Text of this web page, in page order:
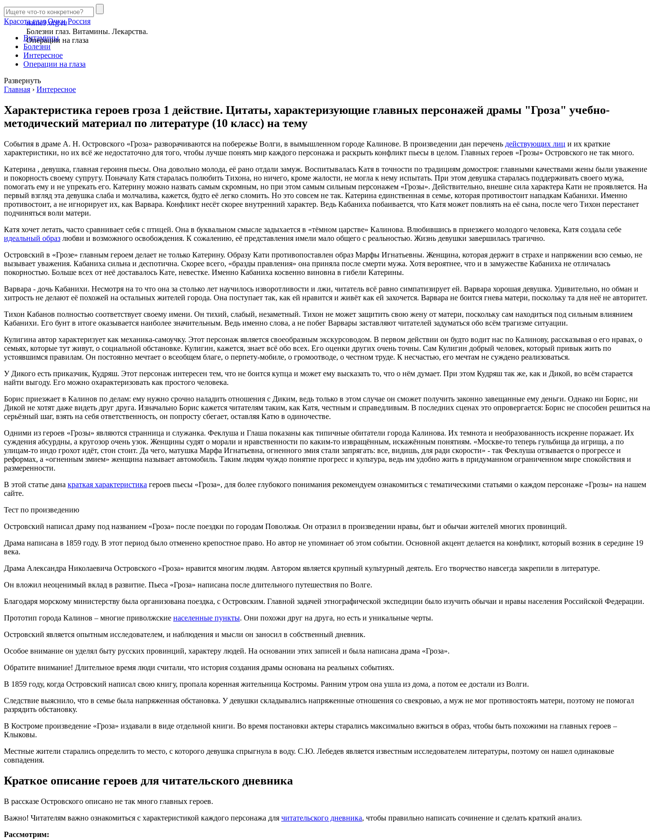
name9.orgru
Болезни глаз. Витамины. Лекарства.
Операции на глаза
Красота глаз Очки Россия
Витамины
Болезни
Интересное
Операции на глаза
Развернуть
Главная › Интересное
Характеристика героев гроза 1 действие. Цитаты, характеризующие главных персонажей драмы "Гроза" учебно-
методический материал по литературе (10 класс) на тему
События в драме А. Н. Островского «Гроза» разворачиваются на побережье Волги, в вымышленном городе Калинове. В произведении дан перечень действующих лиц и их краткие
характеристики, но их всё же недостаточно для того, чтобы лучше понять мир каждого персонажа и раскрыть конфликт пьесы в целом. Главных героев «Грозы» Островского не так много.
Катерина , девушка, главная героиня пьесы. Она довольно молода, её рано отдали замуж. Воспитывалась Катя в точности по традициям домостроя: главными качествами жены были уважение
и покорность своему супругу. Поначалу Катя старалась полюбить Тихона, но ничего, кроме жалости, не могла к нему испытать. При этом девушка старалась поддерживать своего мужа,
помогать ему и не упрекать его. Катерину можно назвать самым скромным, но при этом самым сильным персонажем «Грозы». Действительно, внешне сила характера Кати не проявляется. На
первый взгляд эта девушка слаба и молчалива, кажется, будто её легко сломить. Но это совсем не так. Катерина единственная в семье, которая противостоит нападкам Кабанихи. Именно
противостоит, а не игнорирует их, как Варвара. Конфликт несёт скорее внутренний характер. Ведь Кабаниха побаивается, что Катя может повлиять на её сына, после чего Тихон перестанет
подчиняться воли матери.
Катя хочет летать, часто сравнивает себя с птицей. Она в буквальном смысле задыхается в «тёмном царстве» Калинова. Влюбившись в приезжего молодого человека, Катя создала себе
идеальный образ любви и возможного освобождения. К сожалению, её представления имели мало общего с реальностью. Жизнь девушки завершилась трагично.
Островский в «Грозе» главным героем делает не только Катерину. Образу Кати противопоставлен образ Марфы Игнатьевны. Женщина, которая держит в страхе и напряжении всю семью, не
вызывает уважения. Кабаниха сильна и деспотична. Скорее всего, «бразды правления» она приняла после смерти мужа. Хотя вероятнее, что и в замужестве Кабаниха не отличалась
покорностью. Больше всех от неё доставалось Кате, невестке. Именно Кабаниха косвенно виновна в гибели Катерины.
Варвара - дочь Кабанихи. Несмотря на то что она за столько лет научилось изворотливости и лжи, читатель всё равно симпатизирует ей. Варвара хорошая девушка. Удивительно, но обман и
хитрость не делают её похожей на остальных жителей города. Она поступает так, как ей нравится и живёт как ей захочется. Варвара не боится гнева матери, поскольку та для неё не авторитет.
Тихон Кабанов полностью соответствует своему имени. Он тихий, слабый, незаметный. Тихон не может защитить свою жену от матери, поскольку сам находиться под сильным влиянием
Кабанихи. Его бунт в итоге оказывается наиболее значительным. Ведь именно слова, а не побег Варвары заставляют читателей задуматься обо всём трагизме ситуации.
Кулигина автор характеризует как механика-самоучку. Этот персонаж является своеобразным экскурсоводом. В первом действии он будто водит нас по Калинову, рассказывая о его нравах, о
семьях, которые тут живут, о социальной обстановке. Кулигин, кажется, знает всё обо всех. Его оценки других очень точны. Сам Кулигин добрый человек, который привык жить по
устоявшимся правилам. Он постоянно мечтает о всеобщем благе, о перпету-мобиле, о громоотводе, о честном труде. К несчастью, его мечтам не суждено реализоваться.
У Дикого есть приказчик, Кудряш. Этот персонаж интересен тем, что не боится купца и может ему высказать то, что о нём думает. При этом Кудряш так же, как и Дикой, во всём старается
найти выгоду. Его можно охарактеризовать как простого человека.
Борис приезжает в Калинов по делам: ему нужно срочно наладить отношения с Диким, ведь только в этом случае он сможет получить законно завещанные ему деньги. Однако ни Борис, ни
Дикой не хотят даже видеть друг друга. Изначально Борис кажется читателям таким, как Катя, честным и справедливым. В последних сценах это опровергается: Борис не способен решиться на
серьёзный шаг, взять на себя ответственность, он попросту сбегает, оставляя Катю в одиночестве.
Одними из героев «Грозы» являются странница и служанка. Феклуша и Глаша показаны как типичные обитатели города Калинова. Их темнота и необразованность искренне поражает. Их
суждения абсурдны, а кругозор очень узок. Женщины судят о морали и нравственности по каким-то извращённым, искажённым понятиям. «Москве-то теперь гульбища да игрища, а по
улицам-то индо грохот идёт, стон стоит. Да чего, матушка Марфа Игнатьевна, огненного змия стали запрягать: все, видишь, для ради скорости» - так Феклуша отзывается о прогрессе и
реформах, а «огненным змием» женщина называет автомобиль. Таким людям чуждо понятие прогресс и культура, ведь им удобно жить в придуманном ограниченном мире спокойствия и
размеренности.
В этой статье дана краткая характеристика героев пьесы «Гроза», для более глубокого понимания рекомендуем ознакомиться с тематическими статьями о каждом персонаже «Грозы» на нашем
сайте.
Тест по произведению
Островский написал драму под названием «Гроза» после поездки по городам Поволжья. Он отразил в произведении нравы, быт и обычаи жителей многих провинций.
Драма написана в 1859 году. В этот период было отменено крепостное право. Но автор не упоминает об этом событии. Основной акцент делается на конфликт, который возник в середине 19
века.
Драма Александра Николаевича Островского «Гроза» нравится многим людям. Автором является крупный культурный деятель. Его творчество навсегда закрепили в литературе.
Он вложил неоценимый вклад в развитие. Пьеса «Гроза» написана после длительного путешествия по Волге.
Благодаря морскому министерству была организована поездка, с Островским. Главной задачей этнографической экспедиции было изучить обычаи и нравы населения Российской Федерации.
Прототип города Калинов – многие приволжские населенные пункты. Они похожи друг на друга, но есть и уникальные черты.
Островский является опытным исследователем, и наблюдения и мысли он заносил в собственный дневник.
Особое внимание он уделял быту русских провинций, характеру людей. На основании этих записей и была написана драма «Гроза».
Обратите внимание! Длительное время люди считали, что история создания драмы основана на реальных событиях.
В 1859 году, когда Островский написал свою книгу, пропала коренная жительница Костромы. Ранним утром она ушла из дома, а потом ее достали из Волги.
Следствие выяснило, что в семье была напряженная обстановка. У девушки складывались напряженные отношения со свекровью, а муж не мог противостоять матери, поэтому не помогал
разрядить обстановку.
В Костроме произведение «Гроза» издавали в виде отдельной книги. Во время постановки актеры старались максимально вжиться в образ, чтобы быть похожими на главных героев –
Клыковы.
Местные жители старались определить то место, с которого девушка спрыгнула в воду. С.Ю. Лебедев является известным исследователем литературы, поэтому он нашел одинаковые
совпадения.
Краткое описание героев для читательского дневника
В рассказе Островского описано не так много главных героев.
Важно! Читателям важно ознакомиться с характеристикой каждого персонажа для читательского дневника, чтобы правильно написать сочинение и сделать краткий анализ.
Рассмотрим: